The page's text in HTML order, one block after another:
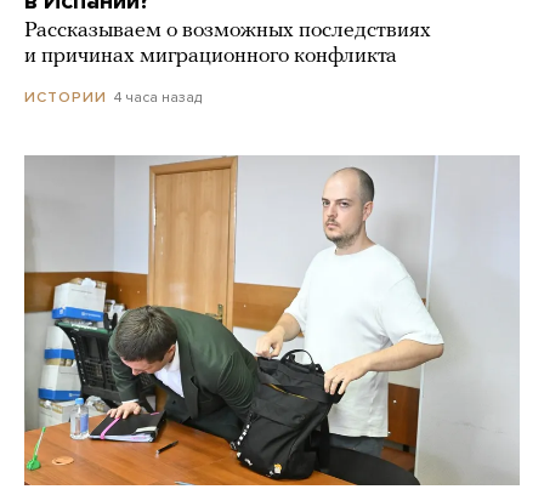
Рассказываем о возможных последствиях
и причинах миграционного конфликта
ИСТОРИИ 4 часа назад